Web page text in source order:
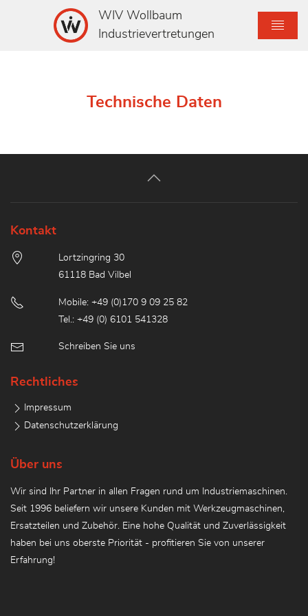
WIV Wollbaum
Industrievertretungen
Technische Daten
Kontakt
Lortzingring 30
61118 Bad Vilbel
Mobile: +49 (0)170 9 09 25 82
Tel.: +49 (0) 6101 541328
Schreiben Sie uns
Rechtliches
Impressum
Datenschutzerklärung
Über uns
Wir sind Ihr Partner in allen Fragen rund um Industriemaschinen.
Seit 1996 beliefern wir unsere Kunden mit Werkzeugmaschinen,
Ersatzteilen und Zubehör. Eine hohe Qualität und Zuverlässigkeit
haben bei uns oberste Priorität - profitieren Sie von unserer
Erfahrung!